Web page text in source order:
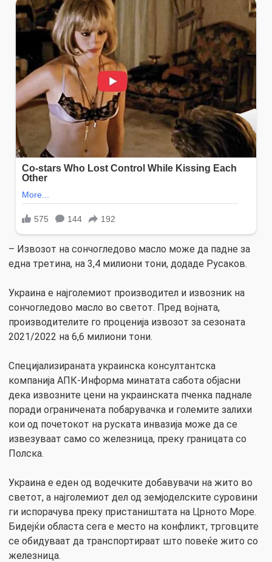
– Извозот на сончогледово масло може да падне за
една третина, на 3,4 милиони тони, додаде Русаков.
Украина е најголемиот производител и извозник на
сончогледово масло во светот. Пред војната,
производителите го проценија извозот за сезоната
2021/2022 на 6,6 милиони тони.
Специјализираната украинска консултантска
компанија АПК-Информа минатата сабота објасни
дека извозните цени на украинската пченка паднале
поради ограничената побарувачка и големите залихи
кои од почетокот на руската инвазија може да се
извезуваат само со железница, преку границата со
Полска.
Украина е еден од водечките добавувачи на жито во
светот, а најголемиот дел од земјоделските суровини
ги испорачува преку пристаништата на Црното Море.
Бидејќи областа сега е место на конфликт, трговците
се обидуваат да транспортираат што повеќе жито со
железница.